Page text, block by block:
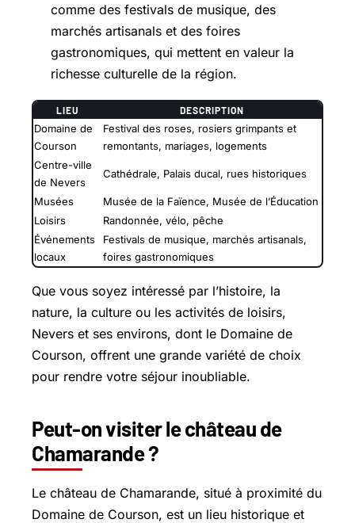
comme des festivals de musique, des
marchés artisanals et des foires
gastronomiques, qui mettent en valeur la
richesse culturelle de la région.
LIEU DESCRIPTION
Domaine de
Courson
Festival des roses, rosiers grimpants et
remontants, mariages, logements
Centre-ville
de Nevers
Cathédrale, Palais ducal, rues historiques
Musées
Musée de la Faïence, Musée de l’Éducation
Loisirs
Randonnée, vélo, pêche
Événements
locaux
Festivals de musique, marchés artisanals,
foires gastronomiques
Que vous soyez intéressé par l’histoire, la
nature, la culture ou les activités de loisirs,
Nevers et ses environs, dont le Domaine de
Courson, offrent une grande variété de choix
pour rendre votre séjour inoubliable.
Peut-on visiter le château de
Chamarande ?
Le château de Chamarande, situé à proximité du
Domaine de Courson, est un lieu historique et